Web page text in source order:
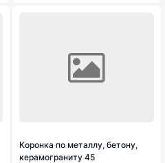
Коронка по металлу, бетону,
керамограниту 45